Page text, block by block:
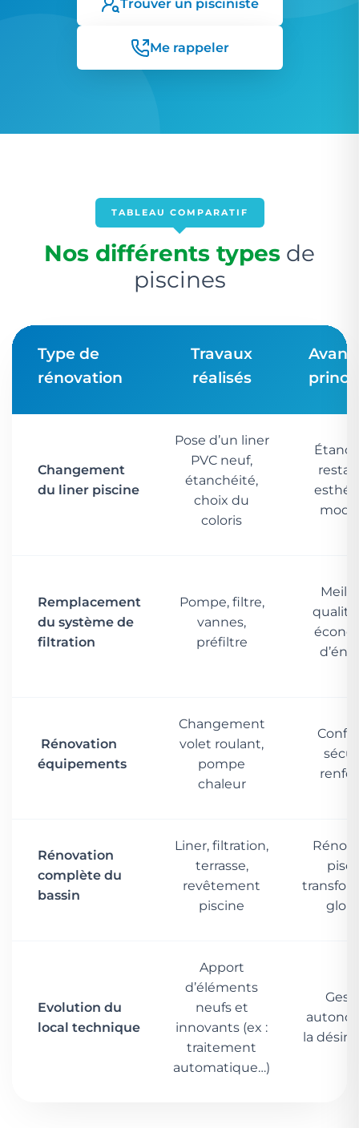
Trouver un pisciniste
Me rappeler
TABLEAU COMPARATIF
Nos différents types de
piscines
Type de
rénovation
Travaux
réalisés
Changement
du liner piscine
Pose d’un liner
PVC neuf,
étanchéité,
choix du
coloris
Remplacement
du système de
filtration
Pompe, filtre,
vannes,
préfiltre
qualité
Rénovation
équipements
Changement
volet roulant,
pompe
chaleur
Rénovation
complète du
bassin
Liner, filtration,
terrasse,
revêtement
piscine
Evolution du
local technique
Apport
d’éléments
neufs et
innovants (ex :
traitement
automatique…)
la